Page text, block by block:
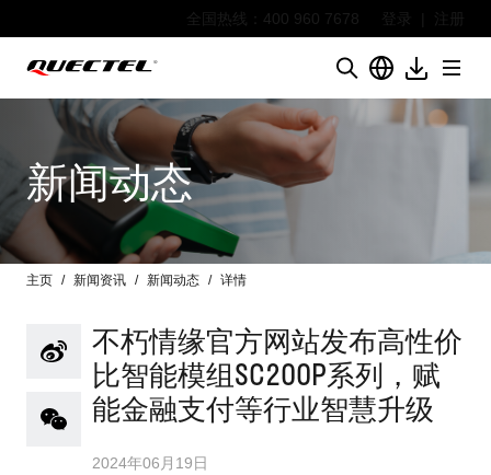
全国热线：400 960 7678 登录
新闻动态
主页 新闻资讯 新闻动态 详情
不朽情缘官方网站发布高性价
比智能模组SC200P系列，赋
能金融支付等行业智慧升级
2024年06月19日